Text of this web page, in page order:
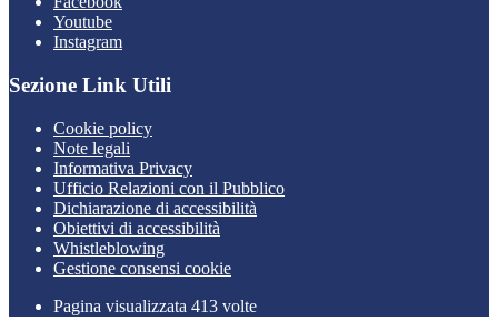
Youtube
Instagram
Sezione Link Utili
Cookie policy
Note legali
Informativa Privacy
Ufficio Relazioni con il Pubblico
Dichiarazione di accessibilità
Obiettivi di accessibilità
Whistleblowing
Gestione consensi cookie
Pagina visualizzata 413 volte